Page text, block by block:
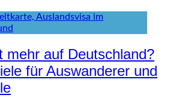
mehr auf Deutschland?
für Auswanderer und